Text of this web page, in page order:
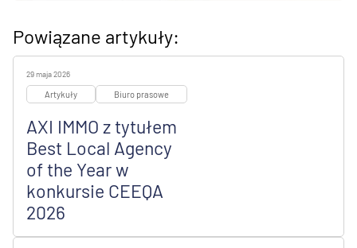
Powiązane artykuły:
29 maja 2026
Artykuły Biuro prasowe
AXI IMMO z tytułem
Best Local Agency
of the Year w
konkursie CEEQA
2026